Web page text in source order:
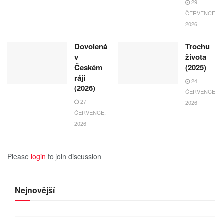
29
ČERVENCE,
2026
Dovolená
v
Českém
ráji
(2026)
27
ČERVENCE,
2026
Trochu
života
(2025)
24
ČERVENCE,
2026
Please login to join discussion
Nejnovější